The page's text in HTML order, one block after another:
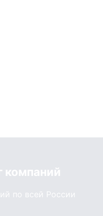
компаний
по всей России